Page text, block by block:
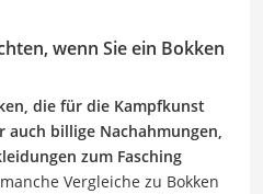
wenn Sie ein Bokken
die für die Kampfkunst
billige Nachahmungen,
zum Fasching
Vergleiche zu Bokken